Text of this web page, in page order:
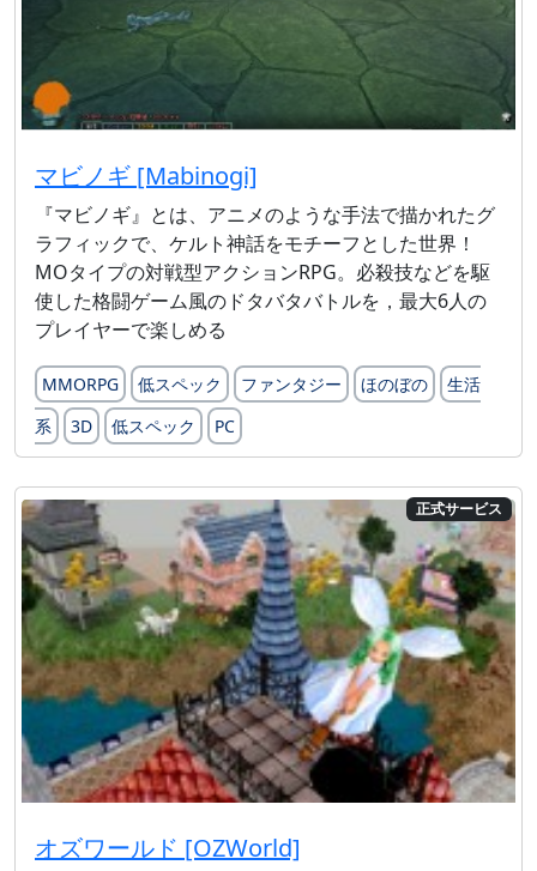
マビノギ [Mabinogi]
『マビノギ』とは、アニメのような手法で描かれたグ
ラフィックで、ケルト神話をモチーフとした世界！
MOタイプの対戦型アクションRPG。必殺技などを駆
使した格闘ゲーム風のドタバタバトルを，最大6人の
プレイヤーで楽しめる
MMORPG 低スペック ファンタジー ほのぼの
生活
系
3D 低スペック PC
正式サービス
オズワールド [OZWorld]